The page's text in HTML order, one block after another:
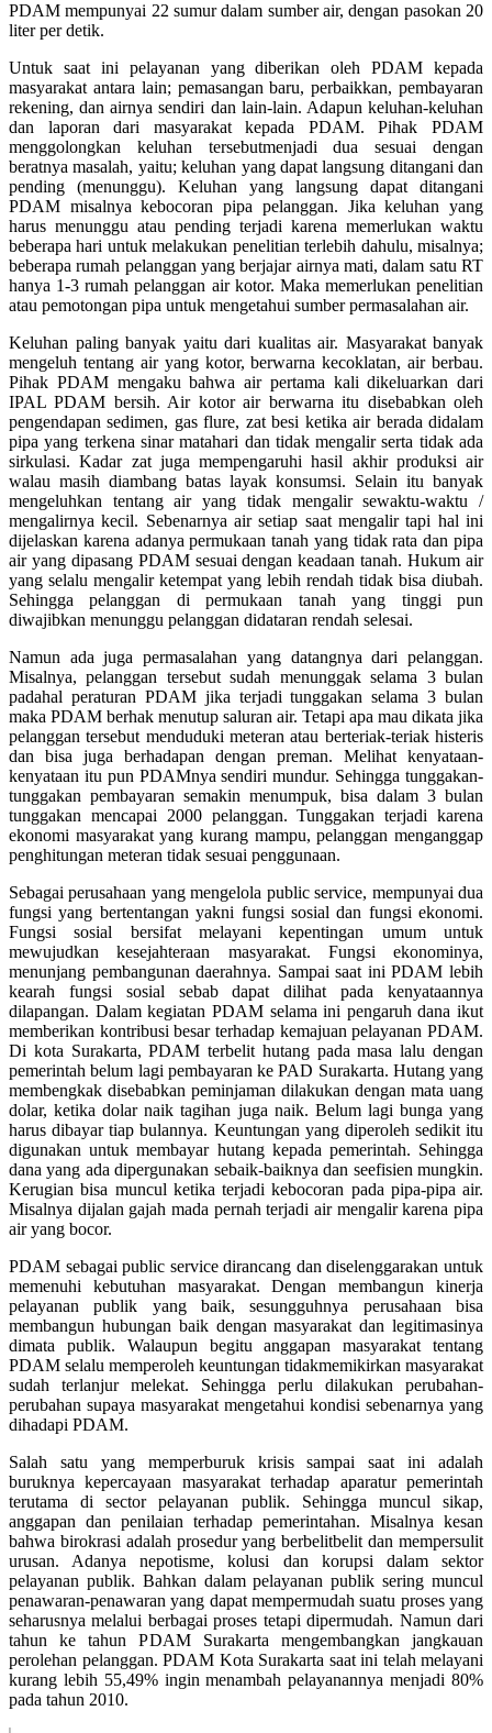
PDAM mempunyai 22 sumur dalam sumber air, dengan pasokan 20
liter per detik.
Untuk saat ini pelayanan yang diberikan oleh PDAM kepada
masyarakat antara lain; pemasangan baru, perbaikkan, pembayaran
rekening, dan airnya sendiri dan lain-lain. Adapun keluhan-keluhan
dan laporan dari masyarakat kepada PDAM. Pihak PDAM
menggolongkan keluhan tersebutmenjadi dua sesuai dengan
beratnya masalah, yaitu; keluhan yang dapat langsung ditangani dan
pending (menunggu). Keluhan yang langsung dapat ditangani
PDAM misalnya kebocoran pipa pelanggan. Jika keluhan yang
harus menunggu atau pending terjadi karena memerlukan waktu
beberapa hari untuk melakukan penelitian terlebih dahulu, misalnya;
beberapa rumah pelanggan yang berjajar airnya mati, dalam satu RT
hanya 1-3 rumah pelanggan air kotor. Maka memerlukan penelitian
atau pemotongan pipa untuk mengetahui sumber permasalahan air.
Keluhan paling banyak yaitu dari kualitas air. Masyarakat banyak
mengeluh tentang air yang kotor, berwarna kecoklatan, air berbau.
Pihak PDAM mengaku bahwa air pertama kali dikeluarkan dari
IPAL PDAM bersih. Air kotor air berwarna itu disebabkan oleh
pengendapan sedimen, gas flure, zat besi ketika air berada didalam
pipa yang terkena sinar matahari dan tidak mengalir serta tidak ada
sirkulasi. Kadar zat juga mempengaruhi hasil akhir produksi air
walau masih diambang batas layak konsumsi. Selain itu banyak
mengeluhkan tentang air yang tidak mengalir sewaktu-waktu /
mengalirnya kecil. Sebenarnya air setiap saat mengalir tapi hal ini
dijelaskan karena adanya permukaan tanah yang tidak rata dan pipa
air yang dipasang PDAM sesuai dengan keadaan tanah. Hukum air
yang selalu mengalir ketempat yang lebih rendah tidak bisa diubah.
Sehingga pelanggan di permukaan tanah yang tinggi pun
diwajibkan menunggu pelanggan didataran rendah selesai.
Namun ada juga permasalahan yang datangnya dari pelanggan.
Misalnya, pelanggan tersebut sudah menunggak selama 3 bulan
padahal peraturan PDAM jika terjadi tunggakan selama 3 bulan
maka PDAM berhak menutup saluran air. Tetapi apa mau dikata jika
pelanggan tersebut menduduki meteran atau berteriak-teriak histeris
dan bisa juga berhadapan dengan preman. Melihat kenyataan-
kenyataan itu pun PDAMnya sendiri mundur. Sehingga tunggakan-
tunggakan pembayaran semakin menumpuk, bisa dalam 3 bulan
tunggakan mencapai 2000 pelanggan. Tunggakan terjadi karena
ekonomi masyarakat yang kurang mampu, pelanggan menganggap
penghitungan meteran tidak sesuai penggunaan.
Sebagai perusahaan yang mengelola public service, mempunyai dua
fungsi yang bertentangan yakni fungsi sosial dan fungsi ekonomi.
Fungsi sosial bersifat melayani kepentingan umum untuk
mewujudkan kesejahteraan masyarakat. Fungsi ekonominya,
menunjang pembangunan daerahnya. Sampai saat ini PDAM lebih
kearah fungsi sosial sebab dapat dilihat pada kenyataannya
dilapangan. Dalam kegiatan PDAM selama ini pengaruh dana ikut
memberikan kontribusi besar terhadap kemajuan pelayanan PDAM.
Di kota Surakarta, PDAM terbelit hutang pada masa lalu dengan
pemerintah belum lagi pembayaran ke PAD Surakarta. Hutang yang
membengkak disebabkan peminjaman dilakukan dengan mata uang
dolar, ketika dolar naik tagihan juga naik. Belum lagi bunga yang
harus dibayar tiap bulannya. Keuntungan yang diperoleh sedikit itu
digunakan untuk membayar hutang kepada pemerintah. Sehingga
dana yang ada dipergunakan sebaik-baiknya dan seefisien mungkin.
Kerugian bisa muncul ketika terjadi kebocoran pada pipa-pipa air.
Misalnya dijalan gajah mada pernah terjadi air mengalir karena pipa
air yang bocor.
PDAM sebagai public service dirancang dan diselenggarakan untuk
memenuhi kebutuhan masyarakat. Dengan membangun kinerja
pelayanan publik yang baik, sesungguhnya perusahaan bisa
membangun hubungan baik dengan masyarakat dan legitimasinya
dimata publik. Walaupun begitu anggapan masyarakat tentang
PDAM selalu memperoleh keuntungan tidakmemikirkan masyarakat
sudah terlanjur melekat. Sehingga perlu dilakukan perubahan-
perubahan supaya masyarakat mengetahui kondisi sebenarnya yang
dihadapi PDAM.
Salah satu yang memperburuk krisis sampai saat ini adalah
buruknya kepercayaan masyarakat terhadap aparatur pemerintah
terutama di sector pelayanan publik. Sehingga muncul sikap,
anggapan dan penilaian terhadap pemerintahan. Misalnya kesan
bahwa birokrasi adalah prosedur yang berbelitbelit dan mempersulit
urusan. Adanya nepotisme, kolusi dan korupsi dalam sektor
pelayanan publik. Bahkan dalam pelayanan publik sering muncul
penawaran-penawaran yang dapat mempermudah suatu proses yang
seharusnya melalui berbagai proses tetapi dipermudah. Namun dari
tahun ke tahun PDAM Surakarta mengembangkan jangkauan
perolehan pelanggan. PDAM Kota Surakarta saat ini telah melayani
kurang lebih 55,49% ingin menambah pelayanannya menjadi 80%
pada tahun 2010.